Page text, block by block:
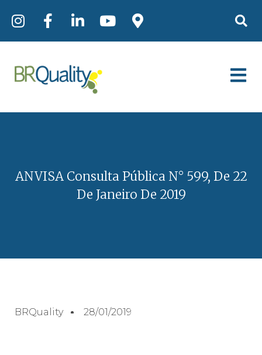
ANVISA Consulta Pública N° 599, De 22
De Janeiro De 2019
BRQuality 28/01/2019